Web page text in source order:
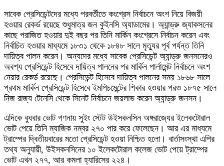
সাবেক প্রেসিডেন্টদের মধ্যে পরবর্তীতে কংগ্রেস নির্বাচনে অংশ নিয়ে বিজয়ী
হওয়ার রেকর্ড রয়েছে শুধুমাত্র জন কুইনসি অ্যাডামের। অ্যান্ড্রু জ্যাকসনের
কাছে পরাজিত হওয়ার দুই বছর পর তিনি মার্কিন কংগ্রেসে নির্বাচন করেন এবং
নির্বাচিত হওয়ার মাধ্যমে ১৮৩১ থেকে ১৮৪৮ সালে মৃত্যুর পূর্ব পর্যন্ত তিনি
দায়িত্ব পালন করেন। অন্যদের মধ্যে সাবেক প্রেসিডেন্ট অ্যান্ড্রু জনসনেরও
অবশ্য প্রেসিডেন্ট হিসেবে দায়িত্ব পালনের পর মার্কিন পার্লামেন্ট নির্বাচনে অংশ
নেয়ার রেকর্ড রয়েছে। প্রেসিডেন্ট হিসেবে দায়িত্ব পালনের সময় ১৮৬৮ সালে
প্রথম মার্কিন প্রেসিডেন্ট হিসেবে ইমপিচমেন্টের শিকার হওয়ার পরও ১৮৭৫ সালে
নিজ রাজ্য টেনেসি থেকে সিনেট নির্বাচনে জয়লাভ করেন অ্যান্ড্রু জনসন।
এদিকে বুধবার ভোট গণনায় সুইং স্টেট উইসকনসিন অঙ্গরাজ্যের ইলেকটোরাল
ভোট পেয়ে তিনি ম্যাজিক নম্বর ২৭০ পার করে ফেলেছেন। আর এর মাধ্যমে
ট্রাম্পের দ্বিতীয়বারের মতো প্রেসিডেন্ট হওয়া নিশ্চিত হলো। বার্তাসংস্থা এপির
তথ্য অনুযায়ী, উইসকনসিনের ১০ ইলেকটোরাল কলেজ ভোট পেয়ে ট্রাম্পের
ভোট এখন ২৭৭, আর কমলা হ্যারিসের ২২৪।